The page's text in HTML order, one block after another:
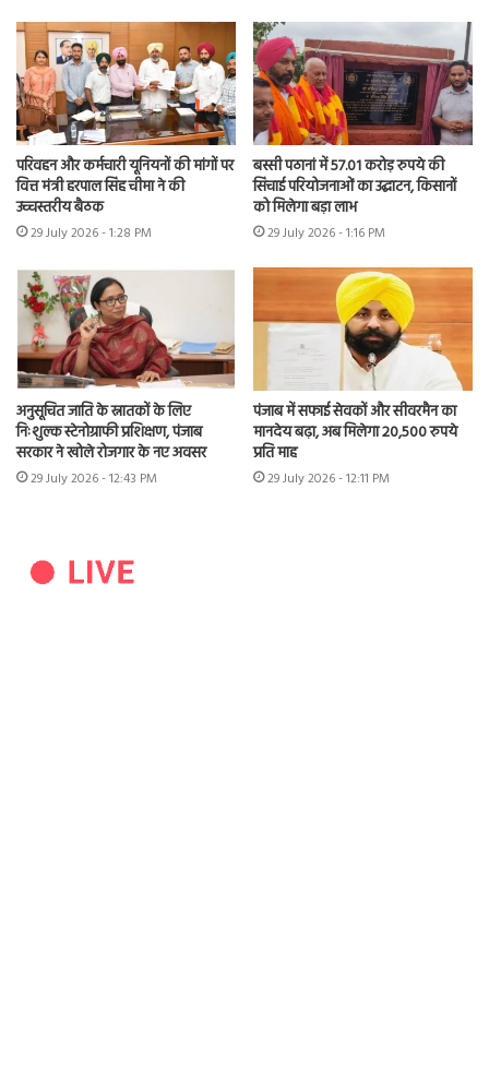
परिवहन और कर्मचारी यूनियनों की मांगों पर
वित्त मंत्री हरपाल सिंह चीमा ने की
उच्चस्तरीय बैठक
29 July 2026 - 1:28 PM
बस्सी पठानां में 57.01 करोड़ रुपये की
सिंचाई परियोजनाओं का उद्घाटन, किसानों
को मिलेगा बड़ा लाभ
29 July 2026 - 1:16 PM
अनुसूचित जाति के स्नातकों के लिए
निःशुल्क स्टेनोग्राफी प्रशिक्षण, पंजाब
सरकार ने खोले रोजगार के नए अवसर
29 July 2026 - 12:43 PM
पंजाब में सफाई सेवकों और सीवरमैन का
मानदेय बढ़ा, अब मिलेगा 20,500 रुपये
प्रति माह
29 July 2026 - 12:11 PM